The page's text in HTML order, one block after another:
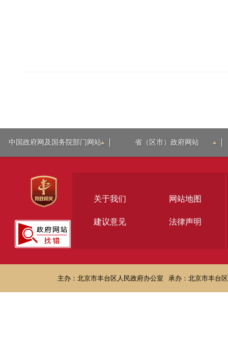
中国政府网及国务院部门网站 省（区市）政府网站
关于我们 网站地图
建议意见 法律声明
主办：北京市丰台区人民政府办公室 承办：北京市丰台